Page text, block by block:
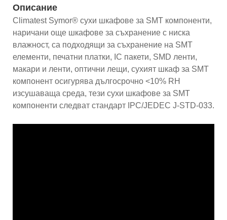
Описание
Climatest Symor® сухи шкафове за SMT компоненти,
наричани още шкафове за съхранение с ниска
влажност, са подходящи за съхранение на SMT
елементи, печатни платки, IC пакети, SMD ленти,
макари и ленти, оптични лещи, сухият шкаф за SMT
компонент осигурява дългосрочно <10% RH
изсушаваща среда, тези сухи шкафове за SMT
компоненти следват стандарт IPC/JEDEC J-STD-033.